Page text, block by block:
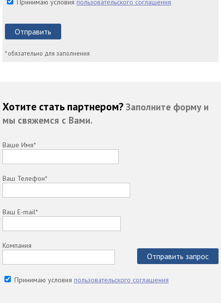
Принимаю условия пользовательского соглашения
Отправить
* обязательно для заполнения
Хотите стать партнером? Заполните форму и
мы свяжемся с Вами.
Ваше Имя*
Ваш Телефон*
Ваш E-mail*
Компания
Отправить запрос
Принимаю условия пользовательского соглашения